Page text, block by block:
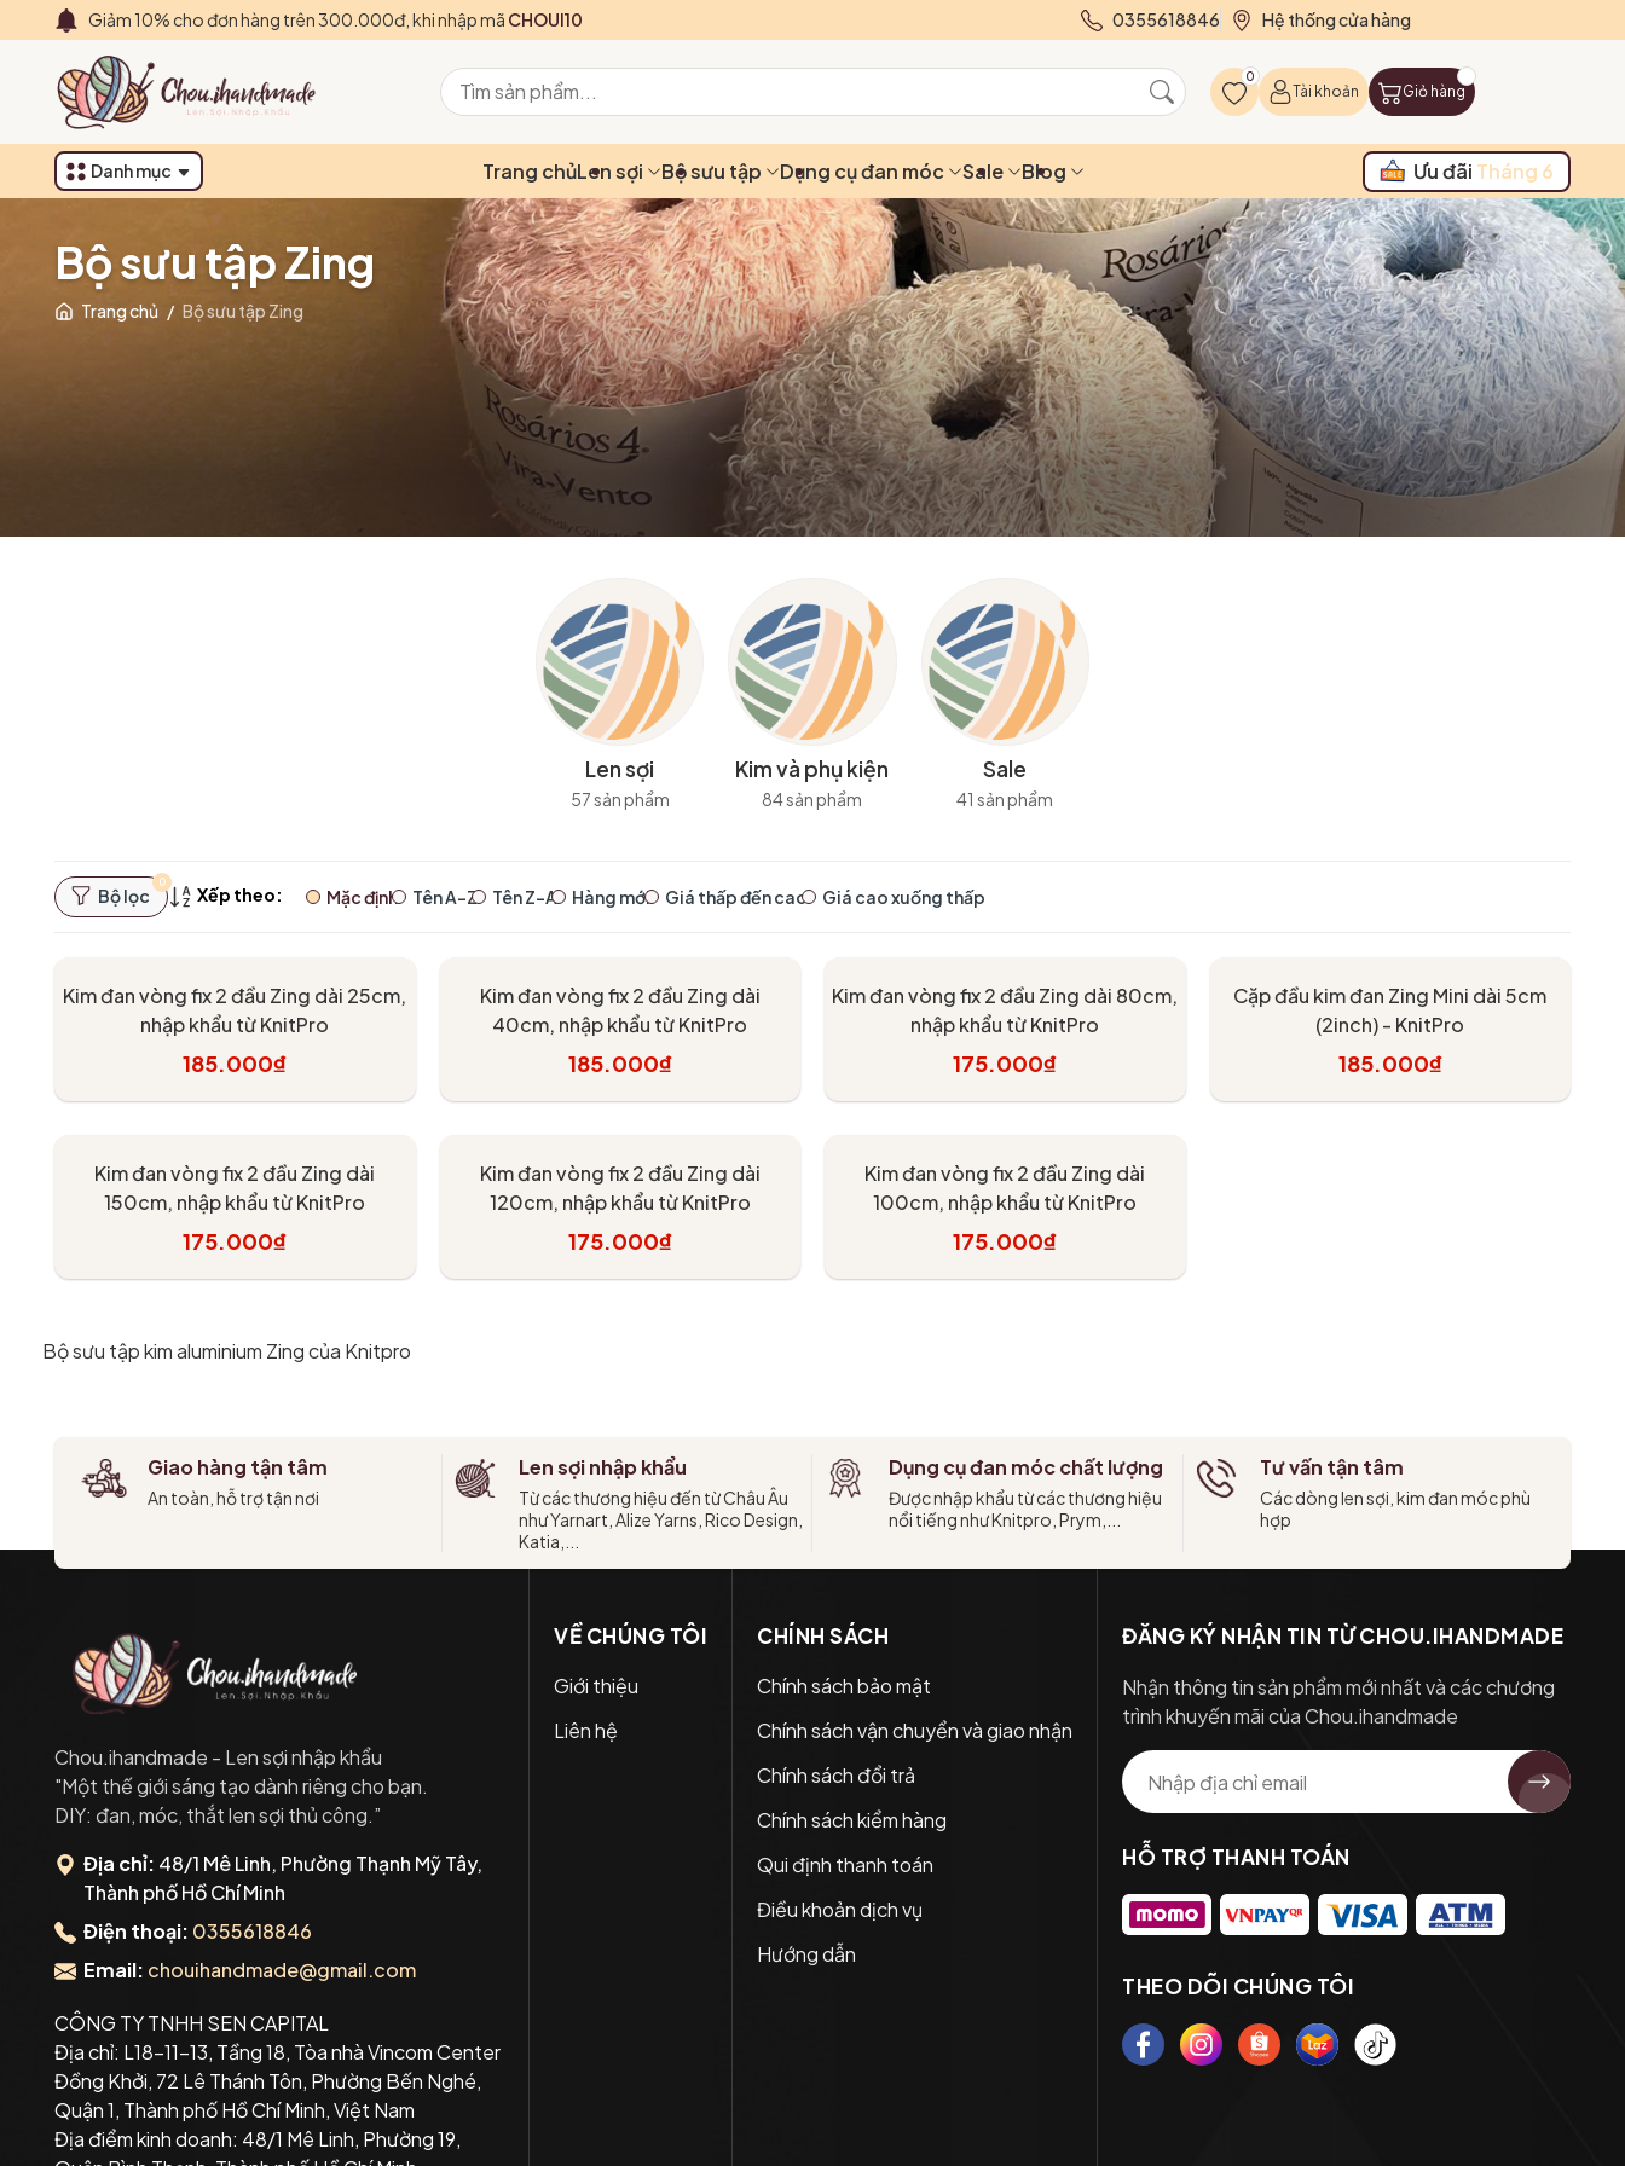
Giảm 10% cho đơn hàng trên 300.000đ, khi nhập mã CHOUI10 0355618846 Hệ thống cửa hàng
0
Tài khoản Giỏ hàng
Danh mục Trang chủLen sợi Bộ sưu tập Dụng cụ đan móc Sale Blog Ưu đãi Tháng 6
Bộ sưu tập Zing
Trang chủ / Bộ sưu tập Zing
Len sợi
57 sản phẩm
Kim và phụ kiện
84 sản phẩm
Sale
41 sản phẩm
Bộ lọc
0
Xếp theo: Mặc định Tên A-Z Tên Z-A Hàng mới Giá thấp đến cao Giá cao xuống thấp
Kim đan vòng fix 2 đầu Zing dài 25cm,
nhập khẩu từ KnitPro
185.000₫
Kim đan vòng fix 2 đầu Zing dài
40cm, nhập khẩu từ KnitPro
185.000₫
Kim đan vòng fix 2 đầu Zing dài 80cm,
nhập khẩu từ KnitPro
175.000₫
Cặp đầu kim đan Zing Mini dài 5cm
(2inch) - KnitPro
185.000₫
Kim đan vòng fix 2 đầu Zing dài
150cm, nhập khẩu từ KnitPro
175.000₫
Kim đan vòng fix 2 đầu Zing dài
120cm, nhập khẩu từ KnitPro
175.000₫
Kim đan vòng fix 2 đầu Zing dài
100cm, nhập khẩu từ KnitPro
175.000₫
Bộ sưu tập kim aluminium Zing của Knitpro
Giao hàng tận tâm
An toàn, hỗ trợ tận nơi
Len sợi nhập khẩu
Từ các thương hiệu đến từ Châu Âu
như Yarnart, Alize Yarns, Rico Design,
Katia,...
Dụng cụ đan móc chất lượng
Được nhập khẩu từ các thương hiệu
nổi tiếng như Knitpro, Prym,...
Tư vấn tận tâm
Các dòng len sợi, kim đan móc phù
hợp
Chou.ihandmade - Len sợi nhập khẩu
"Một thế giới sáng tạo dành riêng cho bạn.
DIY: đan, móc, thắt len sợi thủ công.”
Địa chỉ: 48/1 Mê Linh, Phường Thạnh Mỹ Tây,
Thành phố Hồ Chí Minh
Điện thoại: 0355618846
Email: chouihandmade@gmail.com
CÔNG TY TNHH SEN CAPITAL
Địa chỉ: L18-11-13, Tầng 18, Tòa nhà Vincom Center
Đồng Khởi, 72 Lê Thánh Tôn, Phường Bến Nghé,
Quận 1, Thành phố Hồ Chí Minh, Việt Nam
Địa điểm kinh doanh: 48/1 Mê Linh, Phường 19,
VỀ CHÚNG TÔI
Giới thiệu
Liên hệ
CHÍNH SÁCH
Chính sách bảo mật
Chính sách vận chuyển và giao nhận
Chính sách đổi trả
Chính sách kiểm hàng
Qui định thanh toán
Điều khoản dịch vụ
Hướng dẫn
ĐĂNG KÝ NHẬN TIN TỪ CHOU.IHANDMADE
Nhận thông tin sản phẩm mới nhất và các chương
trình khuyến mãi của Chou.ihandmade
HỖ TRỢ THANH TOÁN
THEO DÕI CHÚNG TÔI